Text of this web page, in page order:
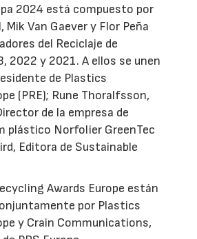
2024 está compuesto por
Mik Van Gaever y Flor Peña
del Reciclaje de
2022 y 2021. A ellos se unen
de Plastics
(PRE); Rune Thoralfsson,
de la empresa de
plástico Norfolier GreenTec
Editora de Sustainable
Awards Europe están
por Plastics
y Crain Communications,